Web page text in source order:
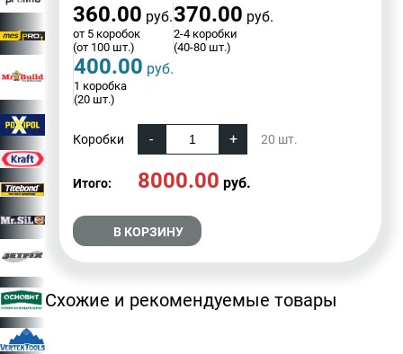
360.00 руб.
от 5 коробок
(от 100 шт.)
370.00 руб.
2-4 коробки
(40-80 шт.)
400.00 руб.
1 коробка
(20 шт.)
Коробки 20 шт.
Итого: 8000.00 руб.
В КОРЗИНУ
Схожие и рекомендуемые товары